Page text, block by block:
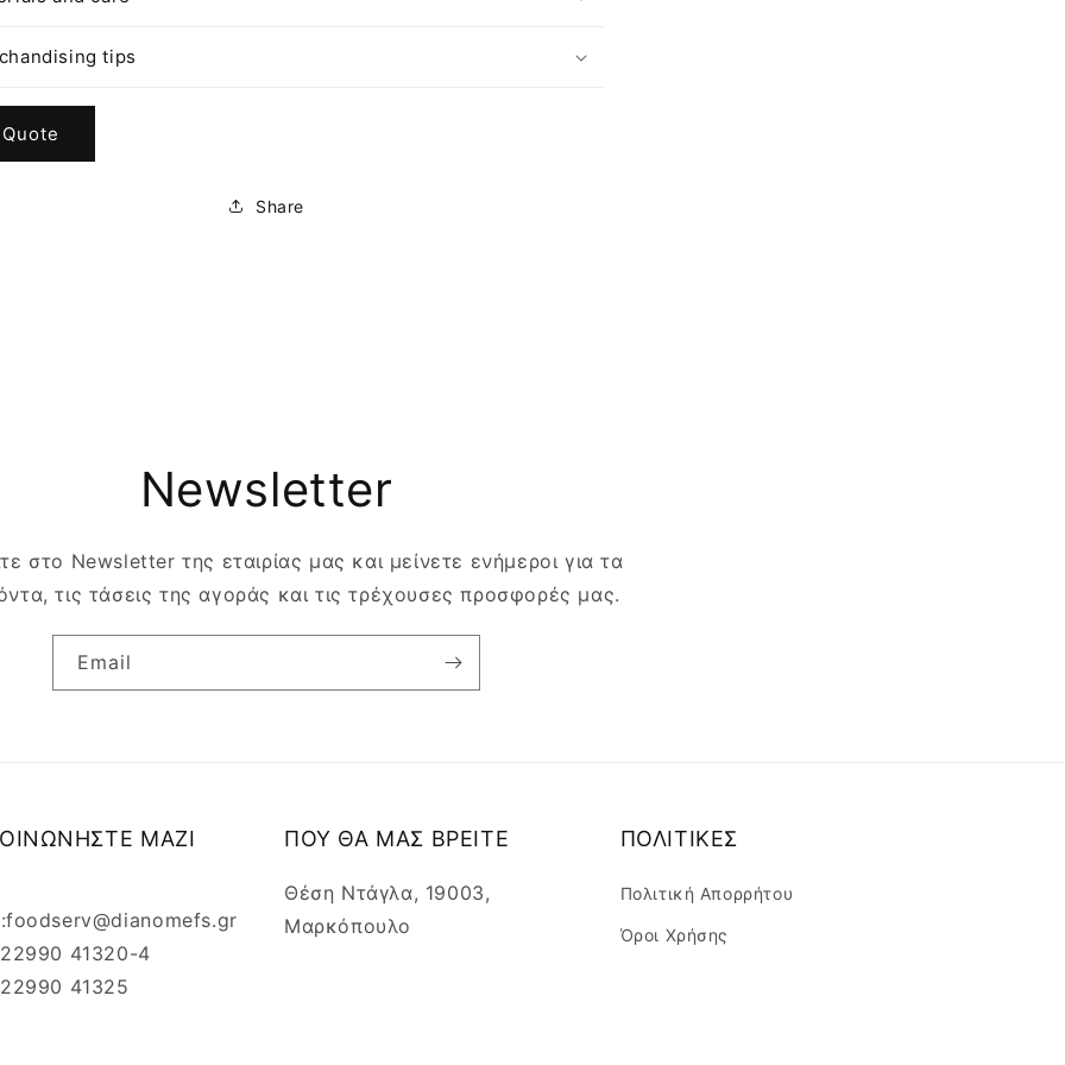
tips
Share
Newsletter
στο Newsletter της εταιρίας μας και μείνετε ενήμεροι για τα
τις τάσεις της αγοράς και τις τρέχουσες προσφορές μας.
Email
ΜΑΖΙ
41320-4
41325
ΠΟΥ ΘΑ ΜΑΣ ΒΡΕΙΤΕ
Θέση Ντάγλα, 19003,
Μαρκόπουλο
ΠΟΛΙΤΙΚΕΣ
Πολιτική Απορρήτου
Όροι Χρήσης